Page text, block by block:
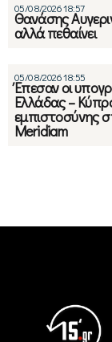
05/08/2026 18:57
Θανάσης
αλλά πεθαίνει
05/08/2026 18:55
Έπεσαν οι
Ελλάδας –
εμπιστοσύνης
Meridiam